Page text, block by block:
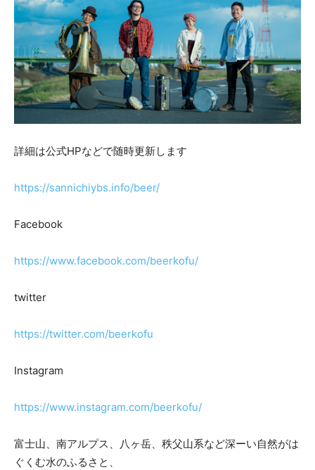
詳細は公式HPなどで随時更新します
https://sannichiybs.info/beer/
Facebook
https://www.facebook.com/beerkofu/
twitter
https://twitter.com/beerkofu
Instagram
https://www.instagram.com/beerkofu/
富士山、南アルプス、八ヶ岳、秩父山系など深ーい自然がは
ぐくむ水のふるさと、